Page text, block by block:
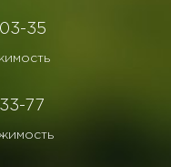
35
77